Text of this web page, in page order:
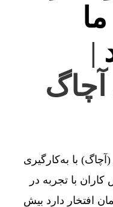
|
با به‌کارگیری
با تجربه در
افتخار دارد بیش